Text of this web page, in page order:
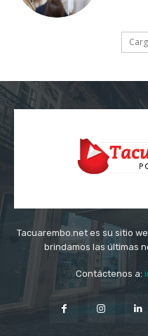
Tacuarembo.net es su sitio
brindamos las últimas
Contáctenos a: